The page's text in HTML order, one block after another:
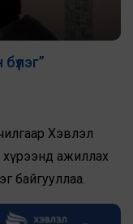
Хэвлэл
ажиллах
байгууллаа.